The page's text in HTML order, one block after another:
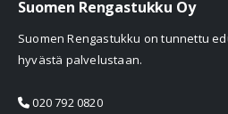
Suomen Rengastukku Oy
Suomen Rengastukku on tunnettu
hyvästä palvelustaan.
020 792 0820